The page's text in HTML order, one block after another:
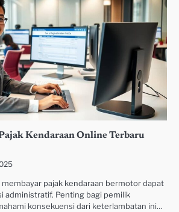
Kendaraan Online Terbaru
pajak kendaraan bermotor dapat
administratif. Penting bagi pemilik
konsekuensi dari keterlambatan ini…